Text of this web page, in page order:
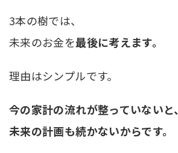
3本の樹では、
未来のお金を最後に考えます。
理由はシンプルです。
今の家計の流れが整っていないと、
未来の計画も続かないからです。